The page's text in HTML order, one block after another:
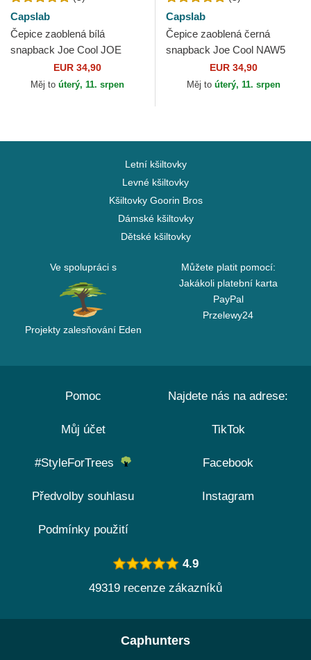
Capslab
Čepice zaoblená bílá
snapback Joe Cool JOE
Snoopy Arašídy Capslab
EUR 34,90
Měj to úterý, 11. srpen
Capslab
Čepice zaoblená černá
snapback Joe Cool NAW5
Snoopy Arašídy Capslab
EUR 34,90
Měj to úterý, 11. srpen
Letní kšiltovky
Levné kšiltovky
Kšiltovky Goorin Bros
Dámské kšiltovky
Dětské kšiltovky
Ve spolupráci s
Projekty zalesňování Eden
Můžete platit pomocí:
Jakákoli platební karta
PayPal
Przelewy24
Pomoc
Můj účet
#StyleForTrees
Předvolby souhlasu
Podmínky použití
Najdete nás na adrese:
TikTok
Facebook
Instagram
4.9
49319 recenze zákazníků
Caphunters